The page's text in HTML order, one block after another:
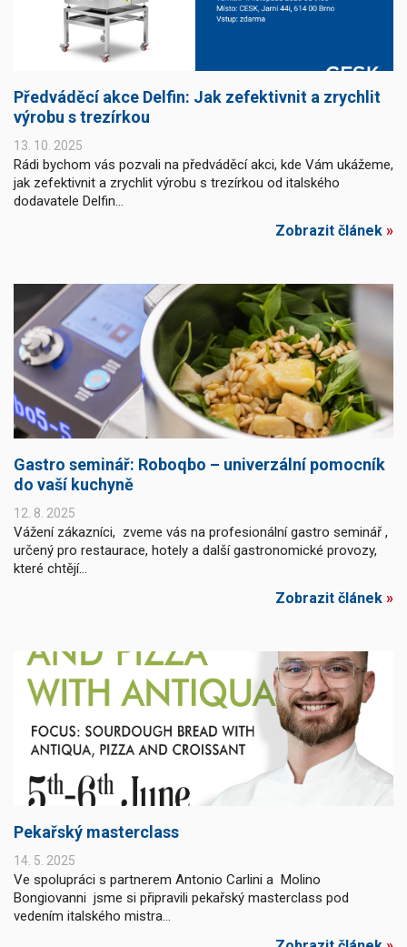
Předváděcí akce Delfin: Jak zefektivnit a zrychlit
výrobu s trezírkou
13. 10. 2025
Rádi bychom vás pozvali na předváděcí akci, kde Vám ukážeme,
jak zefektivnit a zrychlit výrobu s trezírkou od italského
dodavatele Delfin...
Zobrazit článek »
Gastro seminář: Roboqbo – univerzální pomocník
do vaší kuchyně
12. 8. 2025
Vážení zákazníci, zveme vás na profesionální gastro seminář ,
určený pro restaurace, hotely a další gastronomické provozy,
které chtějí...
Zobrazit článek »
Pekařský masterclass
14. 5. 2025
Ve spolupráci s partnerem Antonio Carlini a Molino
Bongiovanni jsme si připravili pekařský masterclass pod
vedením italského mistra...